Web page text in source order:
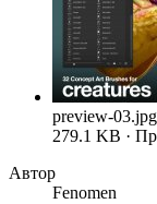
preview-03.jpg
279.1 KB ·
Автор
Fenomen